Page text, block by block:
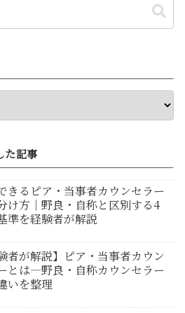
た記事
きるピア・当事者カウンセラー
け方｜野良・自称と区別する4
準を経験者が解説
者が解説】ピア・当事者カウン
とは―野良・自称カウンセラー
いを整理